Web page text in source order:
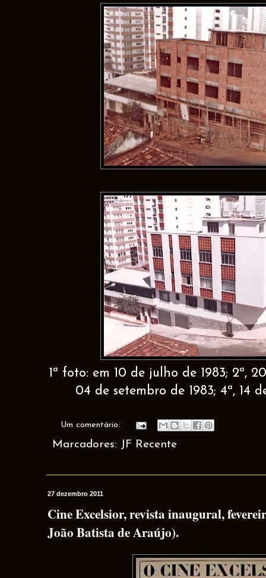
1ª foto: em 10 de julho de 1983; 2ª,
04 de setembro de 1983; 4ª, 14
Um comentário:
Marcadores: JF Recente
27 dezembro 2011
Cine Excelsior, revista inaugural,
João Batista de Araújo).